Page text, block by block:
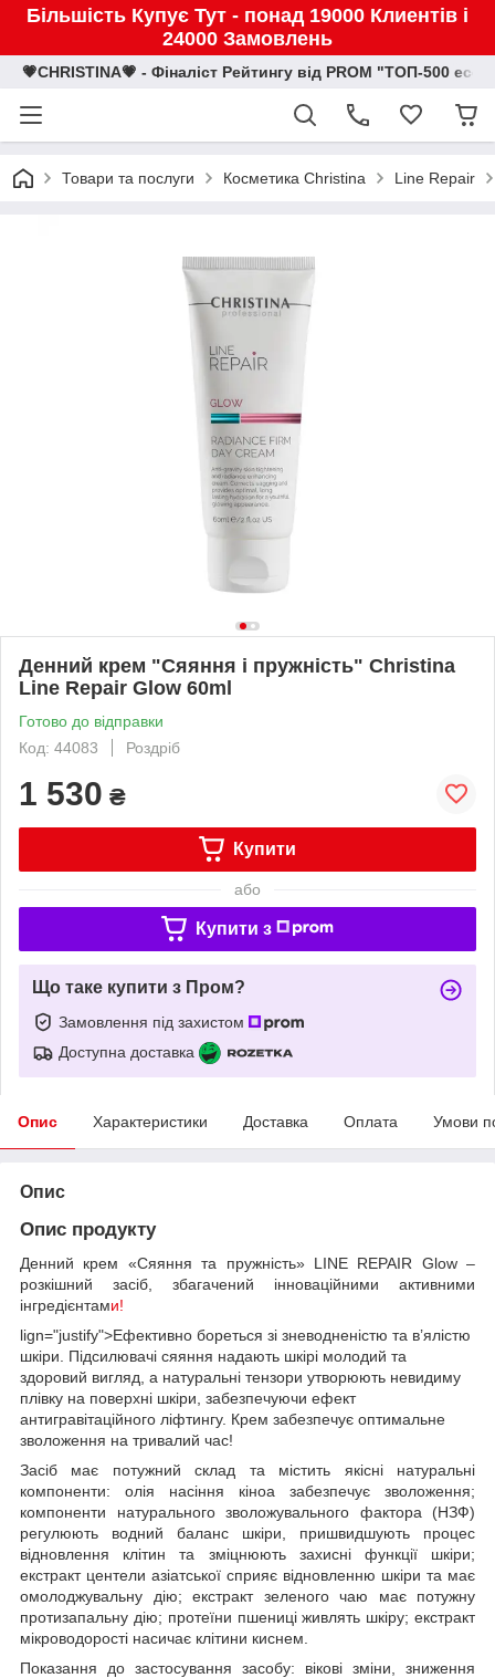
Більшість Купує Тут - понад 19000 Клиентів і
24000 Замовлень
💗CHRISTINA💗 - Фіналіст Рейтингу від PROM "ТОП-500
Товари та послуги Косметика Christina Line Repair
Денний крем "Сяяння і пружність" Christina
Line Repair Glow 60ml
Готово до відправки
Код: 44083
Роздріб
1 530 ₴
Купити
або
Купити з
Що таке купити з Пром?
Замовлення під захистом
Доступна доставка
Опис Характеристики Доставка Оплата Умови
Опис
Опис продукту
Денний крем «Сяяння та пружність» LINE REPAIR Glow –
розкішний засіб, збагачений інноваційними активними
інгредієнтами!
lign="justify">Ефективно бореться зі зневодненістю та в’ялістю
шкіри. Підсилювачі сяяння надають шкірі молодий та
здоровий вигляд, а натуральні тензори утворюють невидиму
плівку на поверхні шкіри, забезпечуючи ефект
антигравітаційного ліфтингу. Крем забезпечує оптимальне
зволоження на тривалий час!
Засіб має потужний склад та містить якісні натуральні
компоненти: олія насіння кіноа забезпечує зволоження;
компоненти натурального зволожувального фактора (НЗФ)
регулюють водний баланс шкіри, пришвидшують процес
відновлення клітин та зміцнюють захисні функції шкіри;
екстракт центели азіатської сприяє відновленню шкіри та має
омолоджувальну дію; екстракт зеленого чаю має потужну
протизапальну дію; протеїни пшениці живлять шкіру; екстракт
мікроводорості насичає клітини киснем.
Показання до застосування засобу: вікові зміни, зниження